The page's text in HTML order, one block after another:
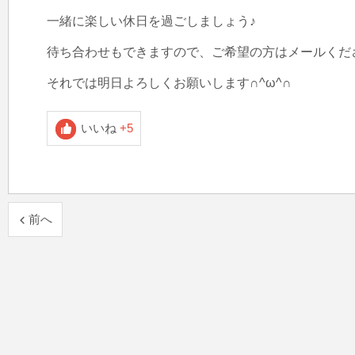
一緒に楽しい休日を過ごしましょう♪
待ち合わせもできますので、ご希望の方はメールくだ
それでは明日よろしくお願いします∩^ω^∩
いいね +5
前へ